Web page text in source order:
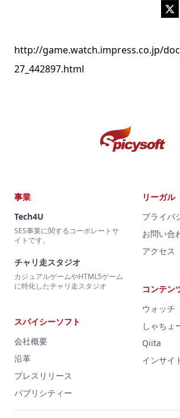
http://game.watch.impress.co.jp/
27_442897.html
事業
Tech4U
SES事業に関するコーポレートサ
イトです。
チャリ走スタジオ
カジュアルゲームやHTML5ゲーム
に特化したチャリ走スタジオ
スパイシーソフト
会社概要
沿革
プレスリリース
パブリシティー
リーガル
プライバ
お問い合
アクセス
コンテン
ウォッチ
しゃちょ
Qiita
インサイ